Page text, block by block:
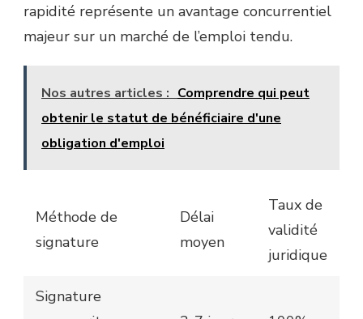
rapidité représente un avantage concurrentiel
majeur sur un marché de l’emploi tendu.
Nos autres articles : Comprendre qui peut
obtenir le statut de bénéficiaire d'une
obligation d'emploi
Méthode de
signature
Délai
moyen
Taux de
validité
juridique
Signature